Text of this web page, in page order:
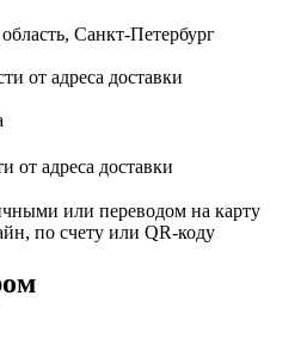
Санкт-Петербург
от адреса доставки
от адреса доставки
или переводом на карту
по счету или QR-коду